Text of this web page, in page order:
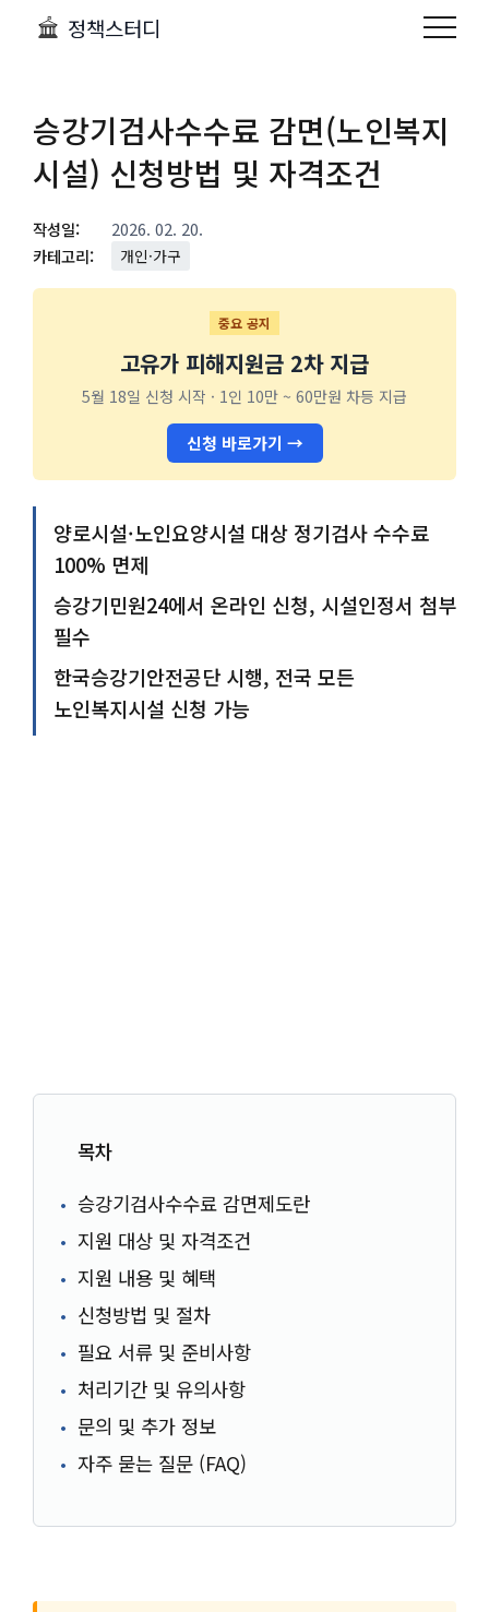
정책스터디
승강기검사수수료 감면(노인복지
시설) 신청방법 및 자격조건
작성일:
2026. 02. 20.
카테고리:
개인·가구
중요 공지
고유가 피해지원금 2차 지급
5월 18일 신청 시작 · 1인 10만 ~ 60만원 차등 지급
신청 바로가기 →
양로시설·노인요양시설 대상 정기검사 수수료
100% 면제
승강기민원24에서 온라인 신청, 시설인정서 첨부
필수
한국승강기안전공단 시행, 전국 모든
노인복지시설 신청 가능
목차
승강기검사수수료 감면제도란
지원 대상 및 자격조건
지원 내용 및 혜택
신청방법 및 절차
필요 서류 및 준비사항
처리기간 및 유의사항
문의 및 추가 정보
자주 묻는 질문 (FAQ)